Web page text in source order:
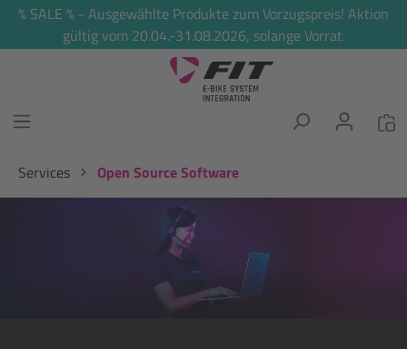
springen
% SALE % - Ausgewählte Produkte zum Vorzugspreis! Aktion
gültig vom 20.04.-31.08.2026, solange Vorrat.
Services
Open Source Software